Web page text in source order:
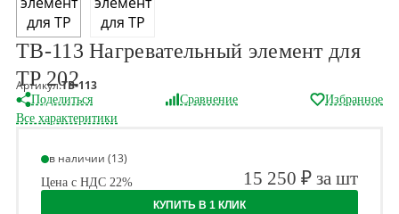
TB-113 Нагревательный элемент для
TP 202
Артикул:ТВ-113
Поделиться Сравнение
Избранное
Все характеритики
в наличии (13)
Цена с НДС 22% 15 250 ₽ за шт
КУПИТЬ В 1 КЛИК